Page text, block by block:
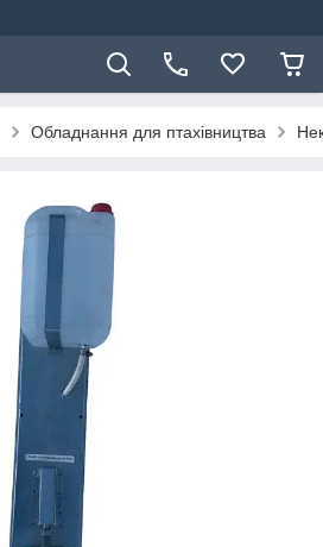
Обладнання для птахівництва